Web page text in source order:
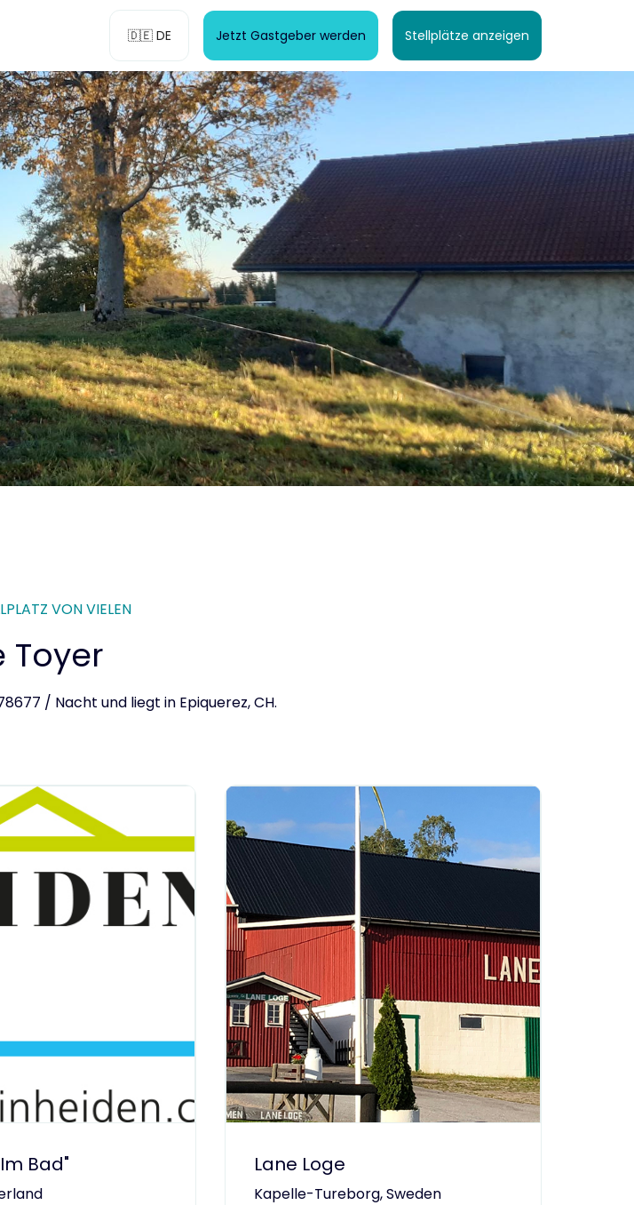
🇩🇪 DE Jetzt Gastgeber werden Stellplätze anzeigen
VON VIELEN
Toyer
/ Nacht und liegt in Epiquerez, CH.
Bad" Lane Loge
Kapelle-Tureborg, Sweden